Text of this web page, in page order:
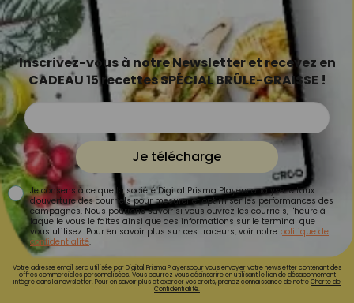
Inscrivez-vous à notre Newsletter et recevez en
CADEAU 15 recettes SPÉCIAL BRÛLE-GRAISSE !
Je télécharge
Je consens à ce que la société Digital Prisma Players analyse le taux
d'ouverture des courriels pour mesurer et optimiser les performances des
campagnes. Nous pourrons savoir si vous ouvrez les courriels, l'heure à
laquelle vous le faites ainsi que des informations sur le terminal que
vous utilisez. Pour en savoir plus sur ces traceurs, voir notre politique de
confidentialité.
Votre adresse email sera utilisée par Digital Prisma Playerspour vous envoyer votre newsletter contenant des
offres commerciales personnalisées. Vous pourrez vous désinscrire en utilisant le lien de désabonnement
intégré dans la newsletter. Pour en savoir plus et exercer vos droits, prenez connaissance de notreCharte de
Confidentialité.